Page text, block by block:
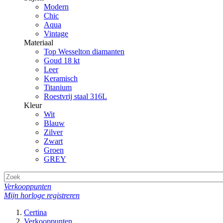
Modern
Chic
Aqua
Vintage
Materiaal
Top Wesselton diamanten
Goud 18 kt
Leer
Keramisch
Titanium
Roestvrij staal 316L
Kleur
Wit
Blauw
Zilver
Zwart
Groen
GREY
Verkooppunten
Mijn horloge registreren
Certina
Verkooppunten